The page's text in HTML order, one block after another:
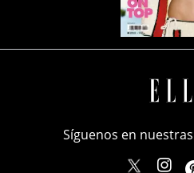
Síguenos en